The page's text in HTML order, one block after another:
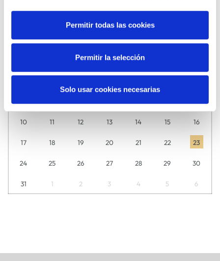
Permitir todas las cookies
Permitir la selección
Solo usar cookies necesarias
Agosto2026
Descubre aquí día a día lo que tenemos preparado para ti.
M J V
10 11 12 13 14 15 16
17 18 19 20 21 22 23
24 25 26 27 28 29 30
31 1 2 3 4 5 6